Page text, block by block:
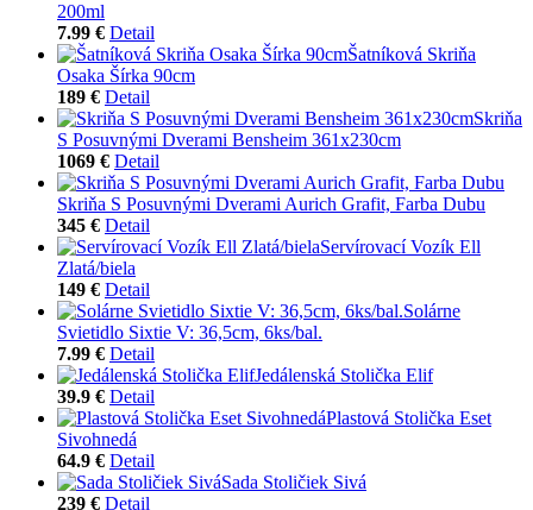
200ml
7.99 € Detail
Šatníková Skriňa
Osaka Šírka 90cm
189 € Detail
Skriňa
S Posuvnými Dverami Bensheim 361x230cm
1069 € Detail
Skriňa S Posuvnými Dverami Aurich Grafit, Farba Dubu
345 € Detail
Servírovací Vozík Ell
Zlatá/biela
149 € Detail
Solárne
Svietidlo Sixtie V: 36,5cm, 6ks/bal.
7.99 € Detail
Jedálenská Stolička Elif
39.9 € Detail
Plastová Stolička Eset
Sivohnedá
64.9 € Detail
Sada Stoličiek Sivá
239 € Detail